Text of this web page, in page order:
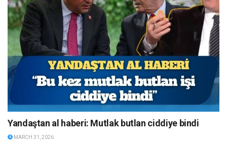
Yandaştan al haberi: Mutlak butlan ciddiye bindi
MARCH 31, 2026